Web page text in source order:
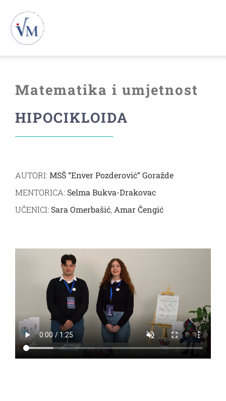
content
VM25
Matematika i umjetnost
HIPOCIKLOIDA
AUTORI: MSŠ “Enver Pozderović” Goražde
MENTORICA: Selma Bukva-Drakovac
UČENICI: Sara Omerbašić,Amar Čengić